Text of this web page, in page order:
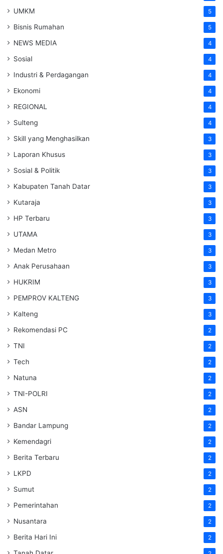
UMKM 5
Bisnis Rumahan 5
NEWS MEDIA 4
Sosial 4
Industri & Perdagangan 4
Ekonomi 4
REGIONAL 4
Sulteng 4
Skill yang Menghasilkan 3
Laporan Khusus 3
Sosial & Politik 3
Kabupaten Tanah Datar 3
Kutaraja 3
HP Terbaru 3
UTAMA 3
Medan Metro 3
Anak Perusahaan 3
HUKRIM 3
PEMPROV KALTENG 3
Kalteng 3
Rekomendasi PC 2
TNI 2
Tech 2
Natuna 2
TNI-POLRI 2
ASN 2
Bandar Lampung 2
Kemendagri 2
Berita Terbaru 2
LKPD 2
Sumut 2
Pemerintahan 2
Nusantara 2
Berita Hari Ini 2